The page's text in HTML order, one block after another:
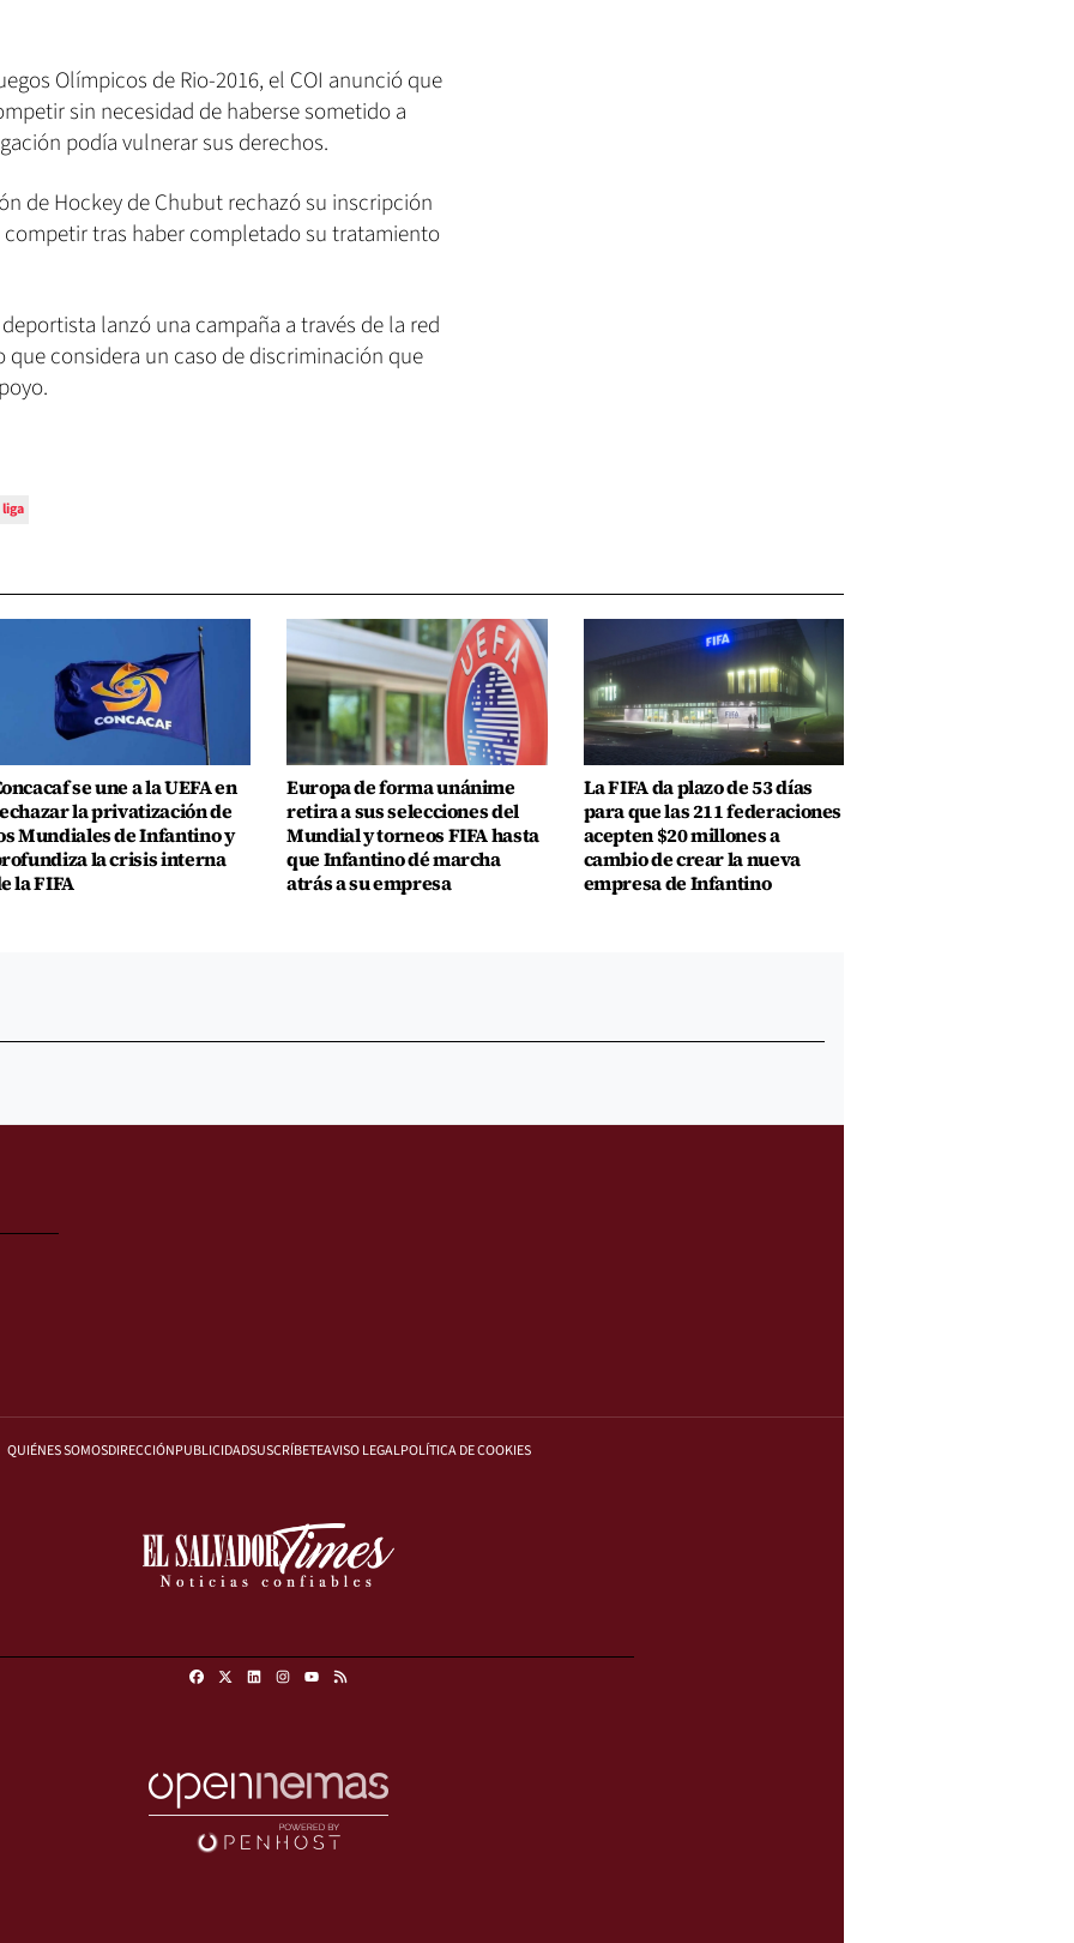
Olímpicos de Rio-2016, el COI anunció que
sin necesidad de haberse sometido a
podía vulnerar sus derechos.
de Hockey de Chubut rechazó su inscripción
tras haber completado su tratamiento
lanzó una campaña a través de la red
considera un caso de discriminación que
liga
se une a la UEFA en
la privatización de
Mundiales de Infantino y
la crisis interna
la FIFA
Europa de forma unánime
retira a sus selecciones del
Mundial y torneos FIFA hasta
que Infantino dé marcha
atrás a su empresa
La FIFA da plazo de 53 días
para que las 211 federaciones
acepten $20 millones a
cambio de crear la nueva
empresa de Infantino
QUIÉNES SOMOSDIRECCIÓNPUBLICIDADSUSCRÍBETEAVISO LEGALPOLÍTICA DE COOKIES
FacebookLinkedinInstagram